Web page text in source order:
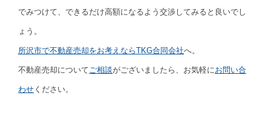
でみつけて、できるだけ高額になるよう交渉してみると良いでし
ょう。
所沢市で不動産売却をお考えならTKG合同会社へ。
不動産売却について ご相談がございましたら、お気軽に お問い合
わせ ください。